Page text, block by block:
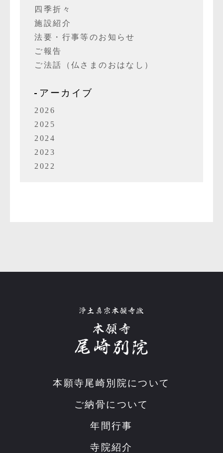
四季折々
施設紹介
法要・行事等のお知らせ
ご報告
ご法話（仏さまのおはなし）
アーカイブ
2026
2025
2024
2023
2022
本願寺尾崎別院について
ご納骨について
年間行事
寺院紹介